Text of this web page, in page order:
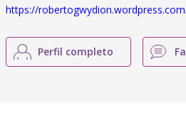
https://
Perfil completo